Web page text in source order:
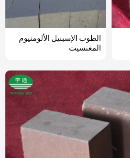
الطوب الإسبنيل الألومنيوم
المغنسيت